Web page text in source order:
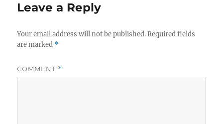
Leave a Reply
Your email address will not be published. Required fields
are marked *
COMMENT *